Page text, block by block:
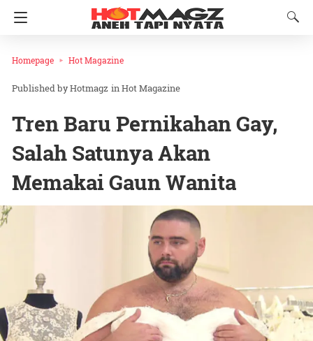
Homepage Hot Magazine
Hotmagz inHot Magazine
Tren Baru Pernikahan Gay,
Salah Satunya Akan
Memakai Gaun Wanita